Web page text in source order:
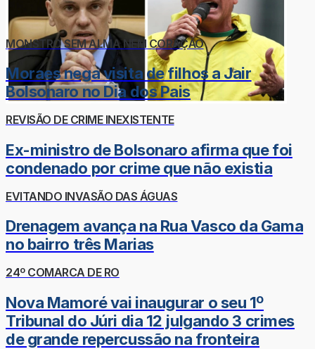
MONSTRO SEM ALMA NEM CORAÇÃO
Moraes nega visita de filhos a Jair
Bolsonaro no Dia dos Pais
REVISÃO DE CRIME INEXISTENTE
Ex-ministro de Bolsonaro afirma que foi
condenado por crime que não existia
EVITANDO INVASÃO DAS ÁGUAS
Drenagem avança na Rua Vasco da Gama
no bairro três Marias
24º COMARCA DE RO
Nova Mamoré vai inaugurar o seu 1º
Tribunal do Júri dia 12 julgando 3 crimes
de grande repercussão na fronteira